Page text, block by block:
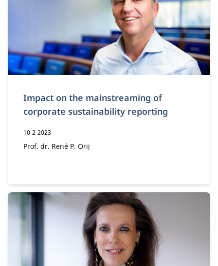
Impact on the mainstreaming of
corporate sustainability reporting
Publicatiedatum:
10-2-2023
Auteur:
Prof. dr. René P. Orij